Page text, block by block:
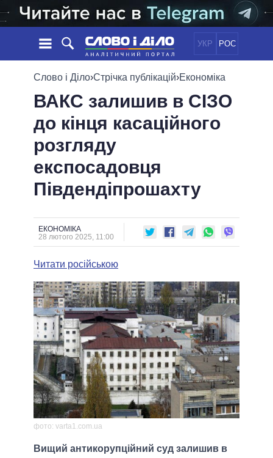
УКР РОС
НОВИНИ
СТРІЧКА
ПОДІЇ
СТАТТІ
ОГЛЯДИ
ДАЙДЖЕСТИ
ПОЛІТИКА
ЕКОНОМІКА
ОБIЦЯНКИ
ПОЛIТИКИ
УСІ ПОЛІТИКИ
ПРЕЗИДЕНТ І ОФІС
ВЕРХОВНА РАДА
ГОЛОВИ ОБЛАДМІНІСТРАЦІЙ
МЕРИ МІСТ
ВСІ ПЕРСОНИ
ІНФОГРАФІКА
ВІДЕО
ПОРІВНЯННЯ ПОЛІТИКІВ
Слово і Діло›Стрічка публікацій›Економіка
ВАКС залишив в СІЗО
до кінця касаційного
розгляду
експосадовця
Південдіпрошахту
ЕКОНОМІКА
28 лютого 2025, 11:00
Читати російською
фото: varta1.com.ua
Вищий антикорупційний суд залишив в